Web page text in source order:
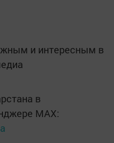
и интересным в
в
MАХ: